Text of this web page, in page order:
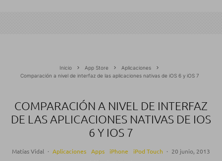
Inicio App Store
Aplicaciones
Comparación a nivel de interfaz de las aplicaciones nativas de iOS 6 y iOS 7
COMPARACIÓN A NIVEL DE INTERFAZ
DE LAS APLICACIONES NATIVAS DE IOS
6 Y IOS 7
Matías Vidal · Aplicaciones Apps iPhone iPod Touch · 20 junio, 2013